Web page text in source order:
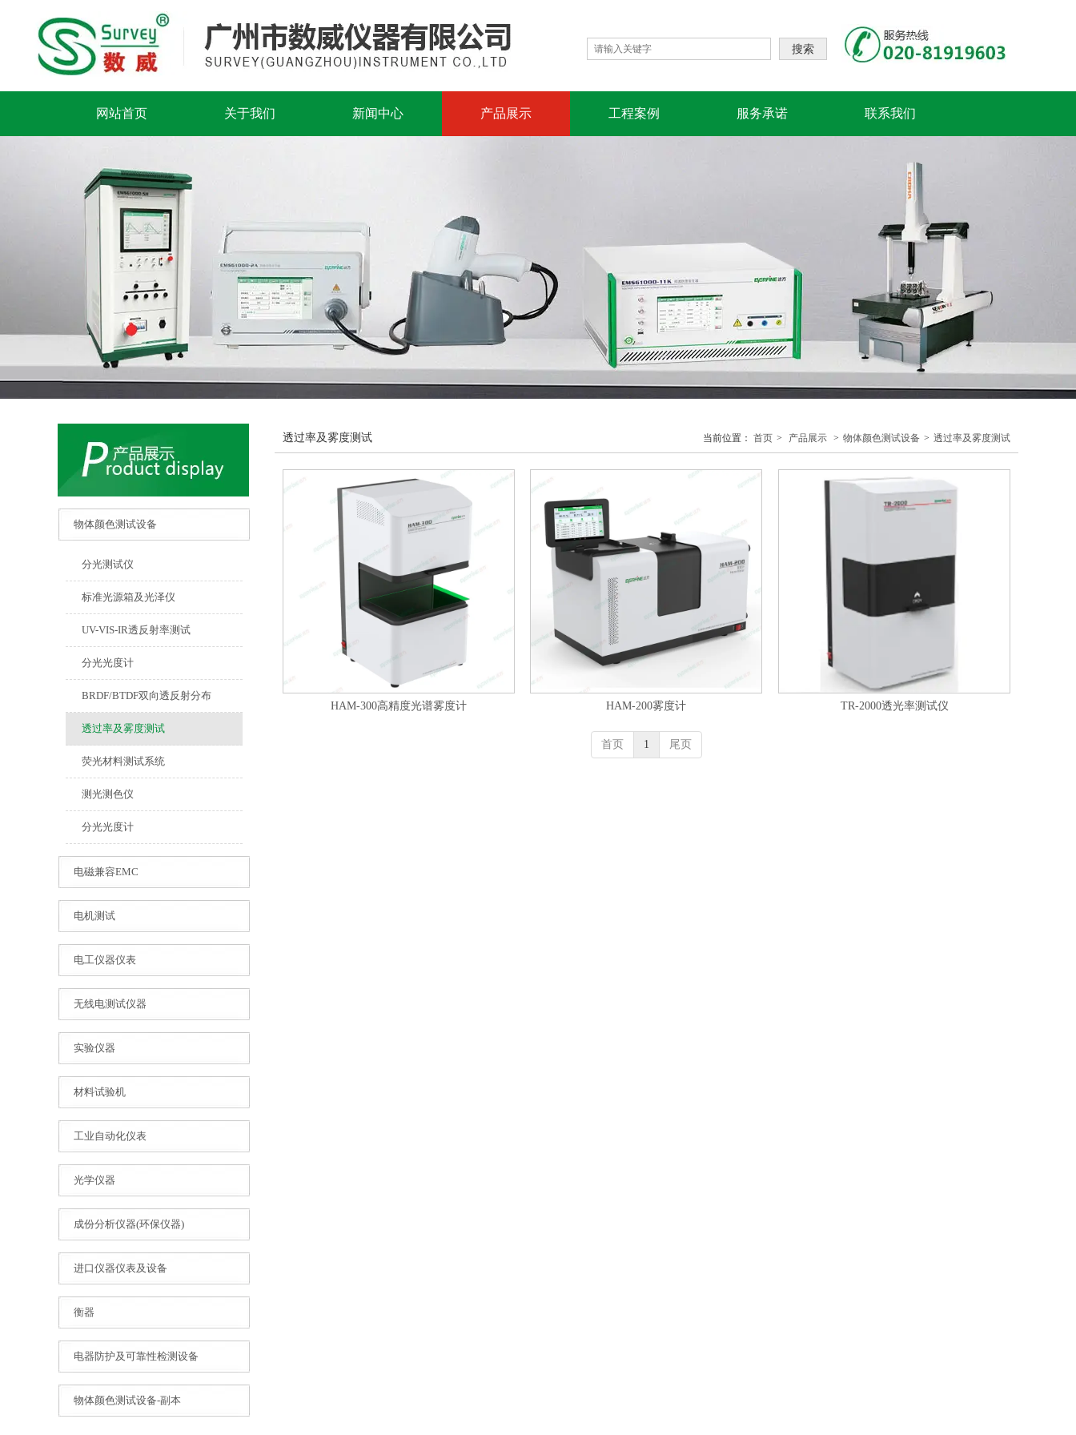
搜索
网站首页 关于我们 新闻中心 产品展示 工程案例 服务承诺 联系我们
物体颜色测试设备
分光测试仪
标准光源箱及光泽仪
UV-VIS-IR透反射率测试
分光光度计
BRDF/BTDF双向透反射分布
透过率及雾度测试
荧光材料测试系统
测光测色仪
分光光度计
电磁兼容EMC
电机测试
电工仪器仪表
无线电测试仪器
实验仪器
材料试验机
工业自动化仪表
光学仪器
成份分析仪器(环保仪器)
进口仪器仪表及设备
衡器
电器防护及可靠性检测设备
物体颜色测试设备-副本
透过率及雾度测试 当前位置： 首页 > 产品展示 > 物体颜色测试设备 > 透过率及雾度测试
HAM-300高精度光谱雾度计 HAM-200雾度计 TR-2000透光率测试仪
首页 1 尾页